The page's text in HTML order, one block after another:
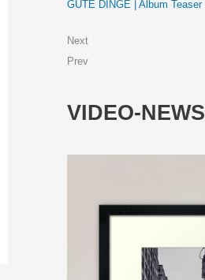
GUTE DINGE | Album Teaser
Next
Prev
VIDEO-NEWS